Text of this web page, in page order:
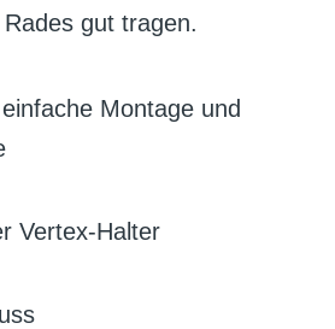
gut tragen.
Montage und
Vertex-Halter